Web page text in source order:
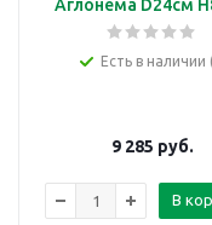
Аглонема D24см
Есть в наличии
9 285 руб.
В